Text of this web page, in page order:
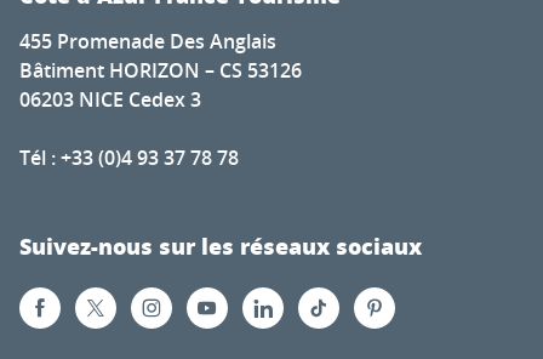
455 Promenade Des Anglais
Bâtiment HORIZON – CS 53126
06203 NICE Cedex 3
Tél : +33 (0)4 93 37 78 78
Suivez-nous sur les réseaux sociaux